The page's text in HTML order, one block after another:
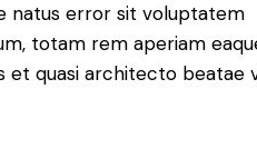
natus error sit voluptatem
totam rem aperiam
et quasi architecto beatae